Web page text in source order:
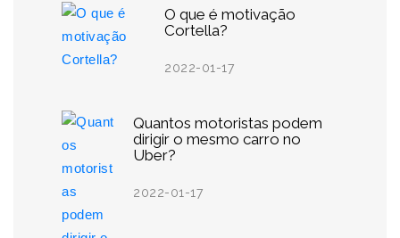
O que é motivação
Cortella?
2022-01-17
Quantos motoristas podem
dirigir o mesmo carro no
Uber?
2022-01-17